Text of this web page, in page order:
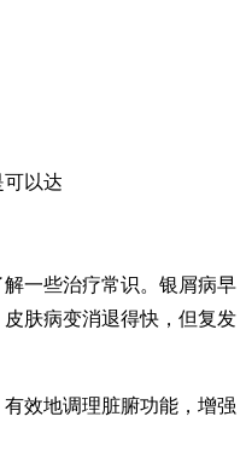
以达
一些治疗常识。银屑病早
肤病变消退得快，但复发
效地调理脏腑功能，增强